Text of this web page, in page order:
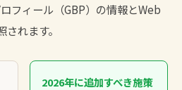
フィール（GBP）の情報とWeb
れます。
2026年に追加すべき施策